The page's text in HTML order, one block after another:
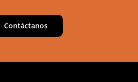
Contáctanos